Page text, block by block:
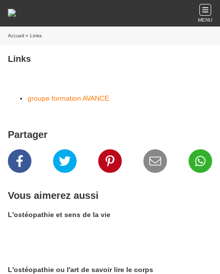
MENU
Accueil » Links
Links
groupe formation AVANCE
Partager
Vous aimerez aussi
L'ostéopathie et sens de la vie
L'ostéopathie ou l'art de savoir lire le corps